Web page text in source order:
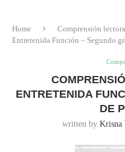
Home Comprensión lectora
Entretenida Función – Segundo
ENTRETENIDA
DE
written by Krisna